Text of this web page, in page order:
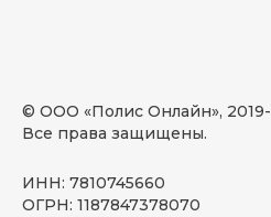
© ООО «Полис Онлайн», 2019-
Все права защищены.
ИНН: 7810745660
ОГРН: 1187847378070